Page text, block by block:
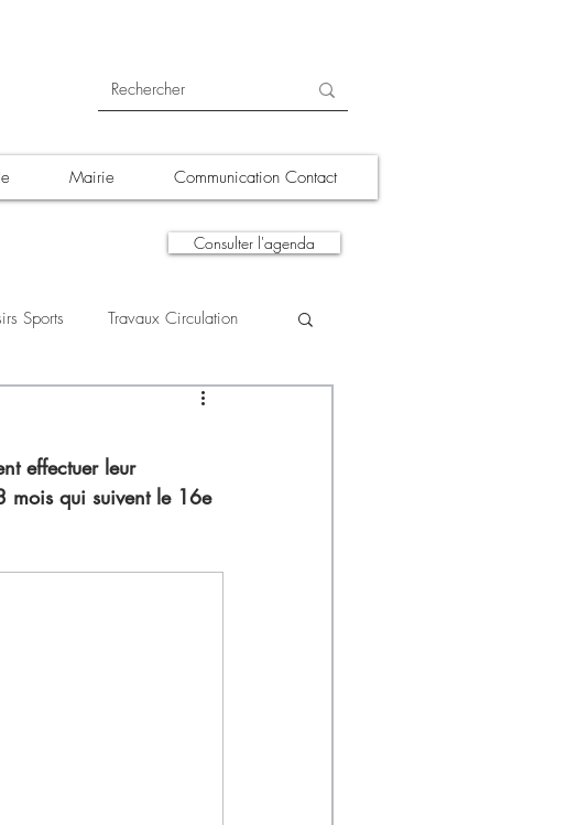
Mairie Communication Contact
Consulter l'agenda
Sports Travaux Circulation
A la une
effectuer leur
mois qui suivent le 16e